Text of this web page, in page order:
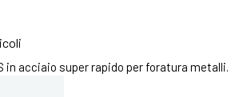
in acciaio super rapido per foratura metalli.